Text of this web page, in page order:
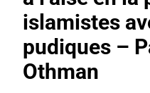
islamistes
pudiques –
Othman